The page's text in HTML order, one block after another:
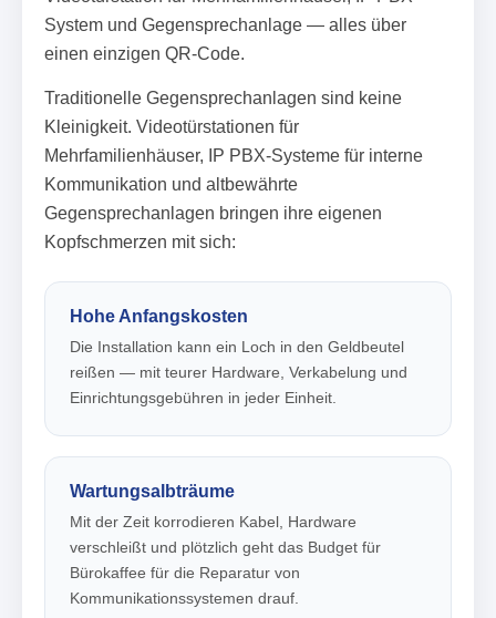
System und Gegensprechanlage — alles über
einen einzigen QR-Code.
Traditionelle Gegensprechanlagen sind keine
Kleinigkeit. Videotürstationen für
Mehrfamilienhäuser, IP PBX-Systeme für interne
Kommunikation und altbewährte
Gegensprechanlagen bringen ihre eigenen
Kopfschmerzen mit sich:
Hohe Anfangskosten
Die Installation kann ein Loch in den Geldbeutel
reißen — mit teurer Hardware, Verkabelung und
Einrichtungsgebühren in jeder Einheit.
Wartungsalbträume
Mit der Zeit korrodieren Kabel, Hardware
verschleißt und plötzlich geht das Budget für
Bürokaffee für die Reparatur von
Kommunikationssystemen drauf.